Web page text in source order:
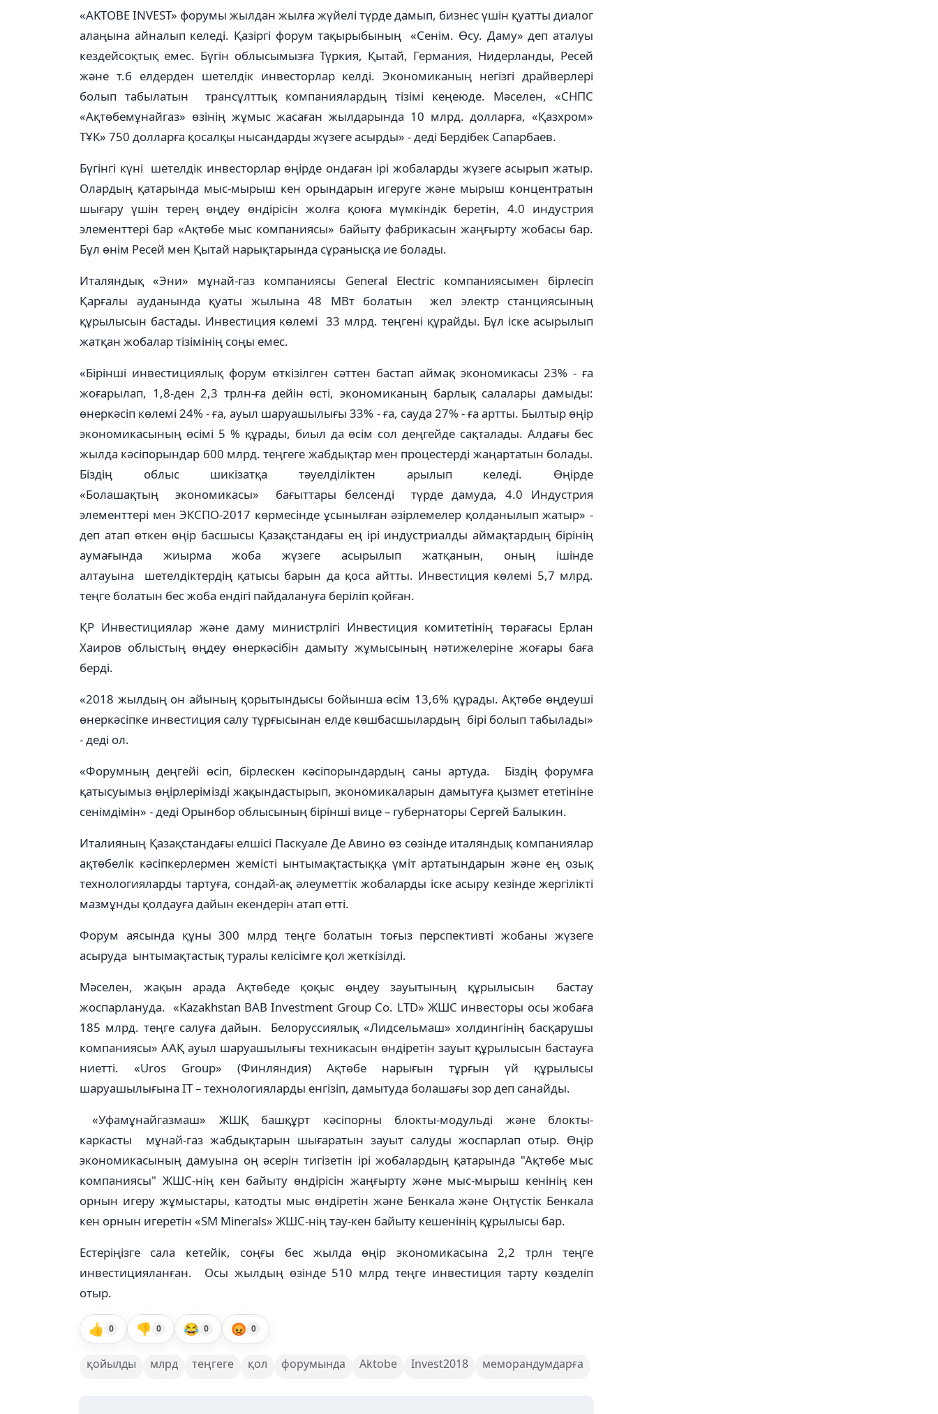
«AKTOBE INVEST» форумы жылдан жылға жүйелі түрде дамып, бизнес үшін қуатты диалог
алаңына айналып келеді. Қазіргі форум тақырыбының «Сенім. Өсу. Даму» деп аталуы
кездейсоқтық емес. Бүгін облысымызға Түркия, Қытай, Германия, Нидерланды, Ресей
және т.б елдерден шетелдік инвесторлар келді. Экономиканың негізгі драйверлері
болып табылатын трансұлттық компаниялардың тізімі кеңеюде. Мәселен, «СНПС
«Ақтөбемұнайгаз» өзінің жұмыс жасаған жылдарында 10 млрд. долларға, «Қазхром»
ТҰК» 750 долларға қосалқы нысандарды жүзеге асырды» - деді Бердібек Сапарбаев.
Бүгінгі күні шетелдік инвесторлар өңірде ондаған ірі жобаларды жүзеге асырып жатыр.
Олардың қатарында мыс-мырыш кен орындарын игеруге және мырыш концентратын
шығару үшін терең өңдеу өндірісін жолға қоюға мүмкіндік беретін, 4.0 индустрия
элементтері бар «Ақтөбе мыс компаниясы» байыту фабрикасын жаңғырту жобасы бар.
Бұл өнім Ресей мен Қытай нарықтарында сұранысқа ие болады.
Италяндық «Эни» мұнай-газ компаниясы General Electric компаниясымен бірлесіп
Қарғалы ауданында қуаты жылына 48 МВт болатын жел электр станциясының
құрылысын бастады. Инвестиция көлемі 33 млрд. теңгені құрайды. Бұл іске асырылып
жатқан жобалар тізімінің соңы емес.
«Бірінші инвестициялық форум өткізілген сәттен бастап аймақ экономикасы 23% - ға
жоғарылап, 1,8-ден 2,3 трлн-ға дейін өсті, экономиканың барлық салалары дамыды:
өнеркәсіп көлемі 24% - ға, ауыл шаруашылығы 33% - ға, сауда 27% - ға артты. Былтыр өңір
экономикасының өсімі 5 % құрады, биыл да өсім сол деңгейде сақталады. Алдағы бес
жылда кәсіпорындар 600 млрд. теңгеге жабдықтар мен процестерді жаңартатын болады.
Біздің облыс шикізатқа тәуелділіктен арылып келеді. Өңірде
«Болашақтың экономикасы» бағыттары белсенді түрде дамуда, 4.0 Индустрия
элементтері мен ЭКСПО-2017 көрмесінде ұсынылған әзірлемелер қолданылып жатыр» -
деп атап өткен өңір басшысы Қазақстандағы ең ірі индустриалды аймақтардың бірінің
аумағында жиырма жоба жүзеге асырылып жатқанын, оның ішінде
алтауына шетелдіктердің қатысы барын да қоса айтты. Инвестиция көлемі 5,7 млрд.
теңге болатын бес жоба ендігі пайдалануға беріліп қойған.
ҚР Инвестициялар және даму министрлігі Инвестиция комитетінің төрағасы Ерлан
Хаиров облыстың өңдеу өнеркәсібін дамыту жұмысының нәтижелеріне жоғары баға
берді.
«2018 жылдың он айының қорытындысы бойынша өсім 13,6% құрады. Ақтөбе өңдеуші
өнеркәсіпке инвестиция салу тұрғысынан елде көшбасшылардың бірі болып табылады»
- деді ол.
«Форумның деңгейі өсіп, бірлескен кәсіпорындардың саны артуда. Біздің форумға
қатысуымыз өңірлерімізді жақындастырып, экономикаларын дамытуға қызмет ететініне
сенімдімін» - деді Орынбор облысының бірінші вице – губернаторы Сергей Балыкин.
Италияның Қазақстандағы елшісі Паскуале Де Авино өз сөзінде италяндық компаниялар
ақтөбелік кәсіпкерлермен жемісті ынтымақтастыққа үміт артатындарын және ең озық
технологияларды тартуға, сондай-ақ әлеуметтік жобаларды іске асыру кезінде жергілікті
мазмұнды қолдауға дайын екендерін атап өтті.
Форум аясында құны 300 млрд теңге болатын тоғыз перспективті жобаны жүзеге
асыруда ынтымақтастық туралы келісімге қол жеткізілді.
Мәселен, жақын арада Ақтөбеде қоқыс өңдеу зауытының құрылысын бастау
жоспарлануда. «Kazakhstan BAB Investment Group Co. LTD» ЖШС инвесторы осы жобаға
185 млрд. теңге салуға дайын. Белоруссиялық «Лидсельмаш» холдингінің басқарушы
компаниясы» ААҚ ауыл шаруашылығы техникасын өндіретін зауыт құрылысын бастауға
ниетті. «Uros Group» (Финляндия) Ақтөбе нарығын тұрғын үй құрылысы
шаруашылығына ІТ – технологияларды енгізіп, дамытуда болашағы зор деп санайды.
«Уфамұнайгазмаш» ЖШҚ башқұрт кәсіпорны блокты-модульді және блокты-
каркасты мұнай-газ жабдықтарын шығаратын зауыт салуды жоспарлап отыр. Өңір
экономикасының дамуына оң әсерін тигізетін ірі жобалардың қатарында "Ақтөбе мыс
компаниясы" ЖШС-нің кен байыту өндірісін жаңғырту және мыс-мырыш кенінің кен
орнын игеру жұмыстары, катодты мыс өндіретін және Бенкала және Оңтүстік Бенкала
кен орнын игеретін «SM Minerals» ЖШС-нің тау-кен байыту кешенінің құрылысы бар.
Естеріңізге сала кетейік, соңғы бес жылда өңір экономикасына 2,2 трлн теңге
инвестицияланған. Осы жылдың өзінде 510 млрд теңге инвестиция тарту көзделіп
отыр.
👍 0 👎 0 😂 0 😡 0
қойылды млрд теңгеге қол форумында Aktobe Invest2018 меморандумдарға